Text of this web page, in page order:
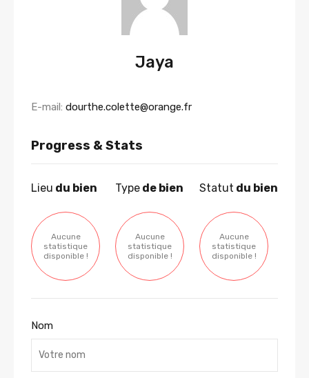
Jaya
E-mail: dourthe.colette@orange.fr
Progress & Stats
Lieu du bien
Aucune
statistique
disponible !
Type de bien
Aucune
statistique
disponible !
Statut du bien
Aucune
statistique
disponible !
Nom